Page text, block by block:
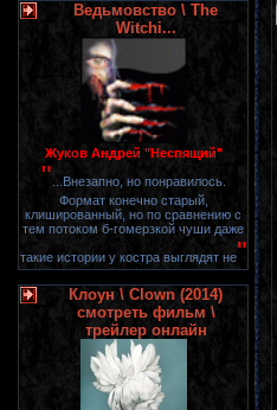
Ведьмовство \ The
Witchi...
Жуков Андрей "Неспящий"
" ...Внезапно, но понравилось.
Формат конечно старый,
клишированный, но по сравнению с
тем потоком б-гомерзкой чуши даже
такие истории у костра выглядят не"
Клоун \ Clown (2014)
смотреть фильм \
трейлер онлайн